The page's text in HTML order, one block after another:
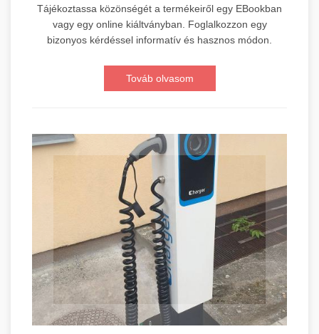
Tájékoztassa közönségét a termékeiről egy EBookban
vagy egy online kiáltványban. Foglalkozzon egy
bizonyos kérdéssel informatív és hasznos módon.
Továb olvasom